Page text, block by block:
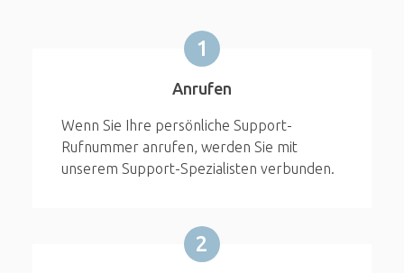
1
Anrufen
Wenn Sie Ihre persönliche Support-
Rufnummer anrufen, werden Sie mit
unserem Support-Spezialisten verbunden.
2